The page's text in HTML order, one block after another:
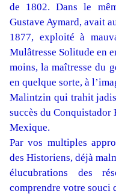
de 1802. Dans le
Gustave Aymard, avait
1877, exploité à
Mulâtresse Solitude en
moins, la maîtresse du
en quelque sorte, à
Malintzin qui trahit
succès du Conquistador
Mexique.
Par vos multiples
des Historiens, déjà
élucubrations des
comprendre votre souci